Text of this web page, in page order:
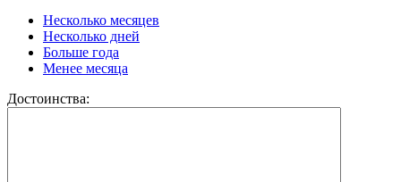
Несколько месяцев
Несколько дней
Больше года
Менее месяца
Достоинства: